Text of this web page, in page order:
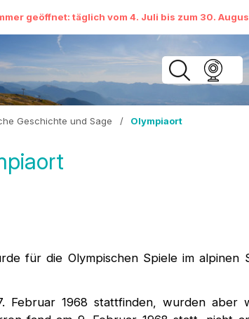
geöffnet: täglich vom 4. Juli bis zum 30.
Geschichte und Sage / Olympiaort
für die Olympischen Spiele im alpinen
Februar 1968 stattfinden, wurden aber